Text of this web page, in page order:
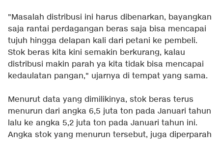
"Masalah distribusi ini harus dibenarkan, bayangkan
saja rantai perdagangan beras saja bisa mencapai
tujuh hingga delapan kali dari petani ke pembeli.
Stok beras kita kini semakin berkurang, kalau
distribusi makin parah ya kita tidak bisa mencapai
kedaulatan pangan," ujarnya di tempat yang sama.
Menurut data yang dimilikinya, stok beras terus
menurun dari angka 6,5 juta ton pada Januari tahun
lalu ke angka 5,2 juta ton pada Januari tahun ini.
Angka stok yang menurun tersebut, juga diperparah